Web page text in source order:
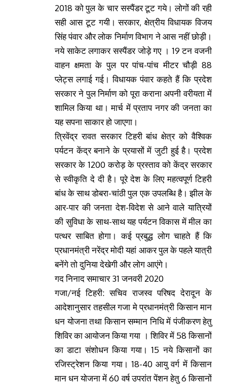
2018 को पुल के चार सस्पैंडर टूट गये। लोगों की रही
सही आस टूट गयी। सरकार, क्षेत्रीय विधायक विजय
सिंह पंवार और लोक निर्माण विभाग ने आस नहीं छोड़ी।
नये साकेट लगाकर सस्पैंडर जोड़े गए । 19 टन वजनी
वाहन क्षमता के पुल पर पांच-पांच मीटर चौड़ी 88
प्लेट्स लगाई गई। विधायक पंवार कहते हैं कि प्रदेश
सरकार ने पुल निर्माण को पूरा कराना अपनी वरीयता में
शामिल किया था। मार्च में प्रताप नगर की जनता का
यह सपना साकार हो जाएगा।
त्रिवेंद्र रावत सरकार टिहरी बांध क्षेत्र को वैश्विक
पर्यटन केंद्र बनाने के प्रयासों में जुटी हुई है। प्रदेश
सरकार के 1200 करोड़ के प्रस्ताव को केंद्र सरकार
से स्वीकृति दे दी है। पूरे देश के लिए महत्वपूर्ण टिहरी
बांध के साथ डोबरा-चांठी पुल एक उपलब्धि है। झील के
आर-पार की जनता देश-विदेश से आने वाले यात्रियों
की सुविधा के साथ-साथ यह पर्यटन विकास में मील का
पत्थर साबित होगा। कई प्रबुद्ध लोग चाहते हैं कि
प्रधानमंत्री नरेंद्र मोदी यहां आकर पुल के पहले यात्री
बनेंगे तो दुनिया देखेगी और लोग आएंगे।
गद निनाद समाचार 31 जनवरी 2020
गजा/नई टिहरी: सचिव राजस्व परिषद देरादून के
आदेशानुसार तहसील गजा मे प्रधानमंत्री किसान मान
धन योजना तथा किसान सम्मान निधि में पंजीकरण हेतु
शिविर का आयोजन किया गया । शिविर में 58 किसानों
का डाटा संशोधन किया गया। 15 नये किसानों का
रजिस्ट्रेशन किया गया। 18-40 आयु वर्ग में किसान
मान धन योजना में 60 वर्ष उपरांत पेंशन हेतु 6 किसानों